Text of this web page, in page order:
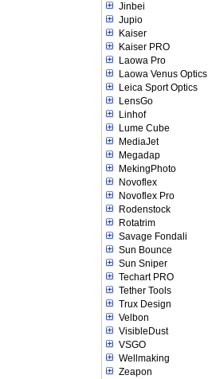
Jinbei
Jupio
Kaiser
Kaiser PRO
Laowa Pro
Laowa Venus Optics
Leica Sport Optics
LensGo
Linhof
Lume Cube
MediaJet
Megadap
MekingPhoto
Novoflex
Novoflex Pro
Rodenstock
Rotatrim
Savage Fondali
Sun Bounce
Sun Sniper
Techart PRO
Tether Tools
Trux Design
Velbon
VisibleDust
VSGO
Wellmaking
Zeapon